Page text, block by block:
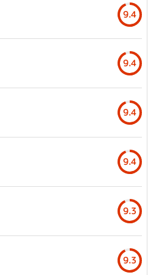
9.4
9.4
9.4
9.4
9.3
9.3